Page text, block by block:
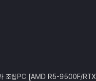
조립PC [AMD R5-9500F/RTX